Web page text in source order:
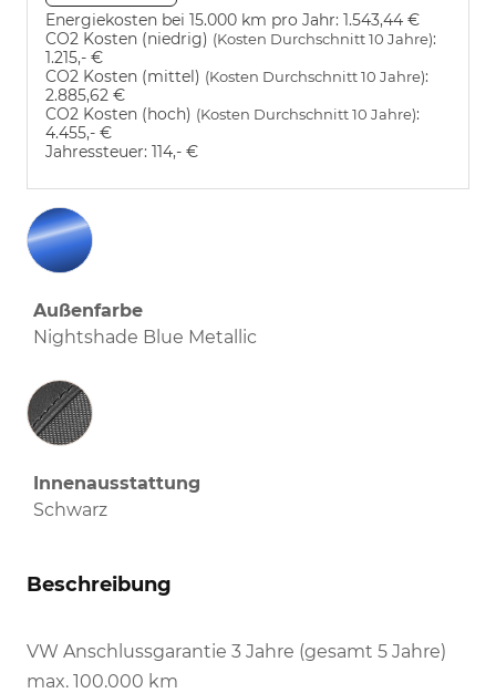
Energiekosten bei 15.000 km pro Jahr: 1.543,44 €
CO2 Kosten (niedrig) (Kosten Durchschnitt 10 Jahre):
1.215,- €
CO2 Kosten (mittel) (Kosten Durchschnitt 10 Jahre):
2.885,62 €
CO2 Kosten (hoch) (Kosten Durchschnitt 10 Jahre):
4.455,- €
Jahressteuer: 114,- €
Außenfarbe
Nightshade Blue Metallic
Innenausstattung
Innenausstattung
Schwarz
Beschreibung
VW Anschlussgarantie 3 Jahre (gesamt 5 Jahre)
max. 100.000 km